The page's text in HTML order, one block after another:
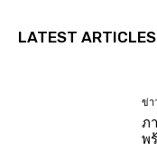
LATEST ARTICLES
ข่า
ภ
พ